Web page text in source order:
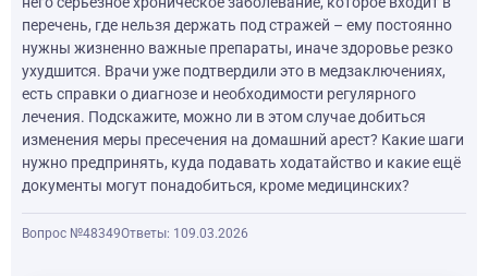
перечень, где нельзя держать под стражей – ему постоянно
нужны жизненно важные препараты, иначе здоровье резко
ухудшится. Врачи уже подтвердили это в медзаключениях,
есть справки о диагнозе и необходимости регулярного
лечения. Подскажите, можно ли в этом случае добиться
изменения меры пресечения на домашний арест? Какие шаги
нужно предпринять, куда подавать ходатайство и какие ещё
документы могут понадобиться, кроме медицинских?
Вопрос №48349Ответы: 1 09.03.2026